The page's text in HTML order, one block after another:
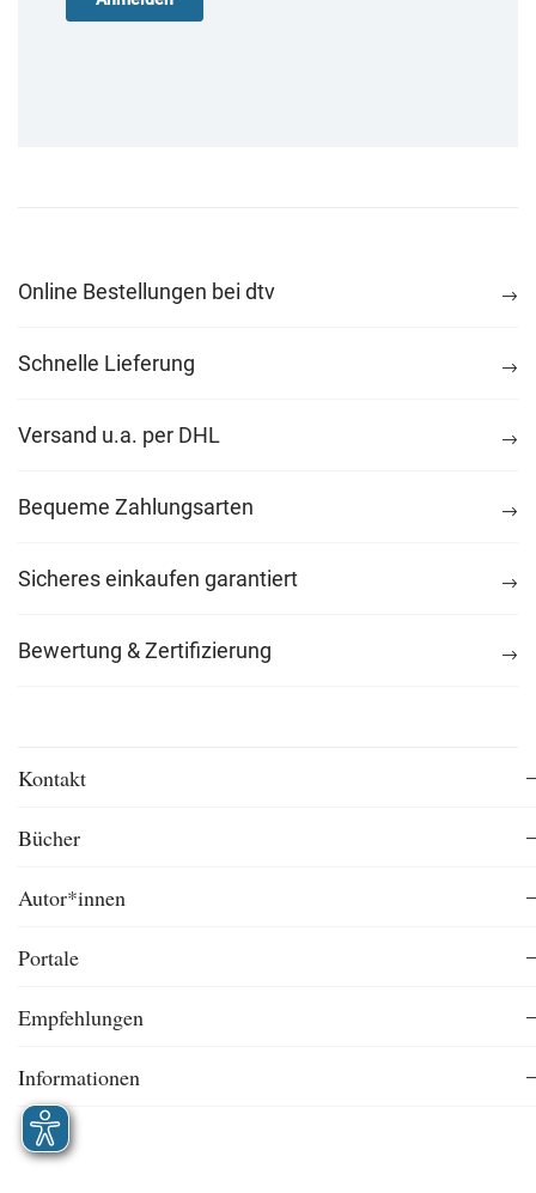
Online Bestellungen bei dtv
Schnelle Lieferung
Versand u.a. per DHL
Bequeme Zahlungsarten
Sicheres einkaufen garantiert
Bewertung & Zertifizierung
Kontakt
Bücher
Autor*innen
Portale
Empfehlungen
Informationen